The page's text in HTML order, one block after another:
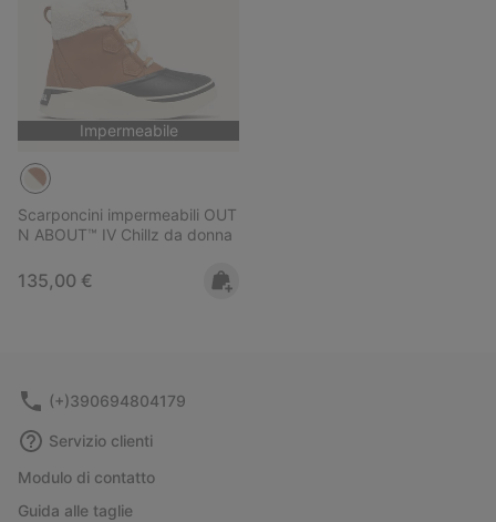
Impermeabile
Scarponcini impermeabili OUT
N ABOUT™ IV Chillz da donna
Regular price:
135,00 €
(+)390694804179
Servizio clienti
Modulo di contatto
Guida alle taglie